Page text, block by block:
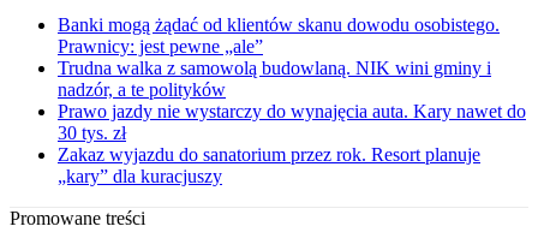
Banki mogą żądać od klientów skanu dowodu osobistego.
Prawnicy: jest pewne „ale”
Trudna walka z samowolą budowlaną. NIK wini gminy i
nadzór, a te polityków
Prawo jazdy nie wystarczy do wynajęcia auta. Kary nawet do
30 tys. zł
Zakaz wyjazdu do sanatorium przez rok. Resort planuje
„kary” dla kuracjuszy
Promowane treści